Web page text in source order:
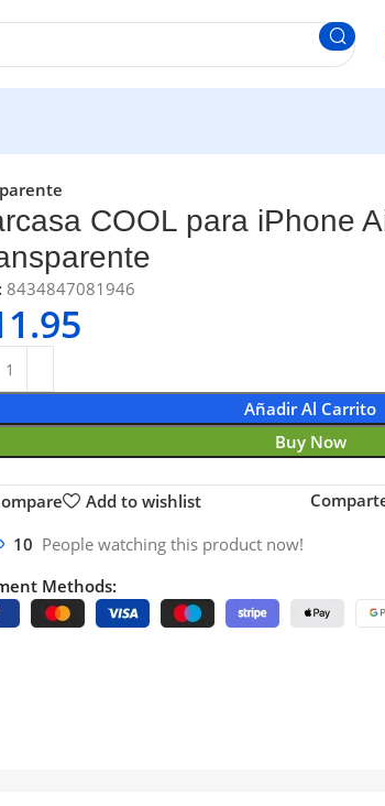
COOL para iPhone
8434847081946
Añadir Al Carrito
Buy Now
Add to wishlist
10 People watching this product now!
Methods: